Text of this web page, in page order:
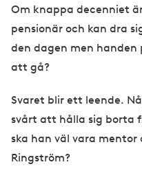
Om knappa decenniet
pensionär och kan dra
den dagen men
att gå?
Svaret blir ett leende.
svårt att hålla sig borta
ska han väl vara
Ringström?